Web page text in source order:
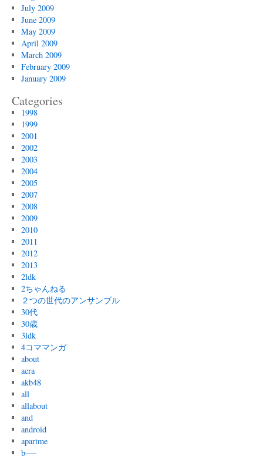
July 2009
June 2009
May 2009
April 2009
March 2009
February 2009
January 2009
Categories
1998
1999
2001
2002
2003
2004
2005
2007
2008
2009
2010
2011
2012
2013
2ldk
2ちゃんねる
２つの世代のアンサンブル
30代
30歳
3ldk
4コママンガ
about
aera
akb48
all
allabout
and
android
apartme
b—-